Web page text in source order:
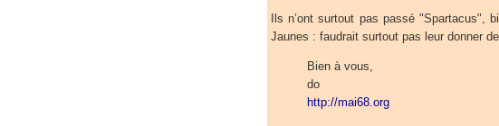
Ils n’ont surtout pas passé "Spartacus",
Jaunes : faudrait surtout pas leur donner
Bien à vous,
do
http://mai68.org